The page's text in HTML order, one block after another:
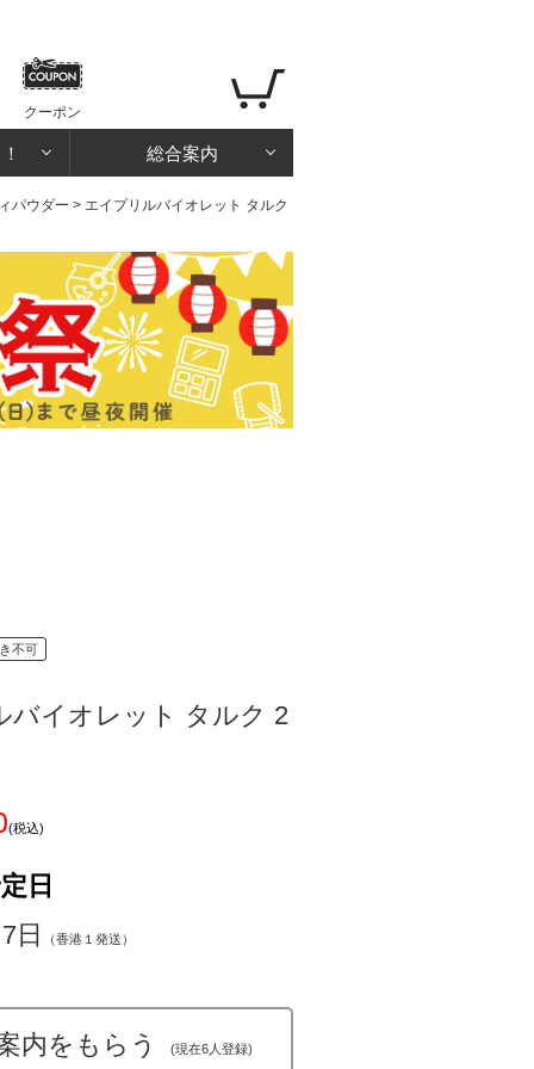
クーポン
総合案内
パウダー > エイプリルバイオレット タルク
不可
バイオレット タルク 2
(税込)
日
日
（香港１発送）
内をもらう (現在6人登録)